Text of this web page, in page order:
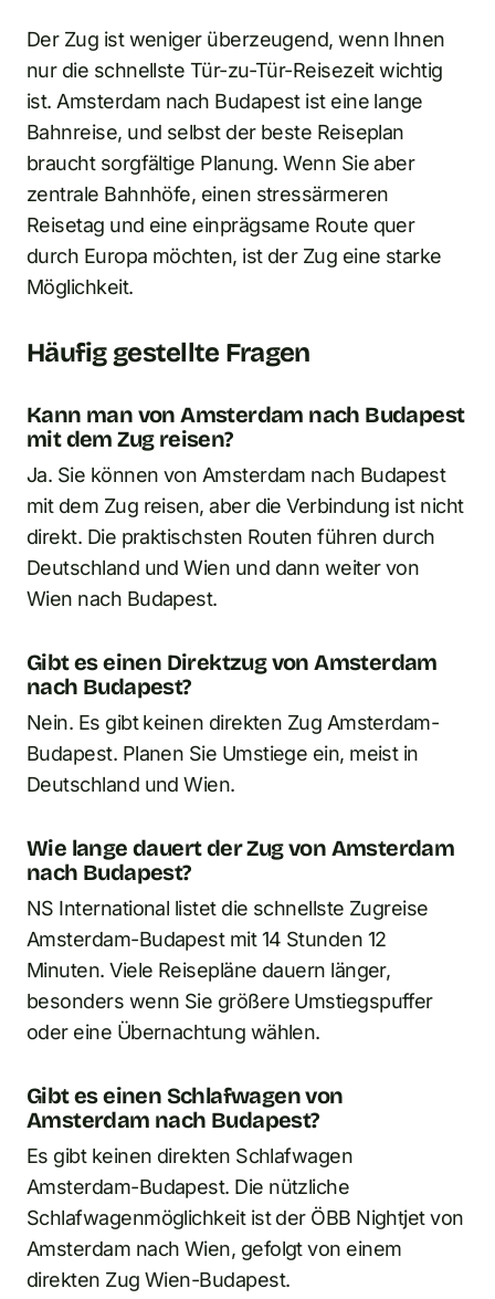
Der Zug ist weniger überzeugend, wenn Ihnen
nur die schnellste Tür-zu-Tür-Reisezeit wichtig
ist. Amsterdam nach Budapest ist eine lange
Bahnreise, und selbst der beste Reiseplan
braucht sorgfältige Planung. Wenn Sie aber
zentrale Bahnhöfe, einen stressärmeren
Reisetag und eine einprägsame Route quer
durch Europa möchten, ist der Zug eine starke
Möglichkeit.
Häufig gestellte Fragen
Kann man von Amsterdam nach Budapest
mit dem Zug reisen?
Ja. Sie können von Amsterdam nach Budapest
mit dem Zug reisen, aber die Verbindung ist nicht
direkt. Die praktischsten Routen führen durch
Deutschland und Wien und dann weiter von
Wien nach Budapest.
Gibt es einen Direktzug von Amsterdam
nach Budapest?
Nein. Es gibt keinen direkten Zug Amsterdam-
Budapest. Planen Sie Umstiege ein, meist in
Deutschland und Wien.
Wie lange dauert der Zug von Amsterdam
nach Budapest?
NS International listet die schnellste Zugreise
Amsterdam-Budapest mit 14 Stunden 12
Minuten. Viele Reisepläne dauern länger,
besonders wenn Sie größere Umstiegspuffer
oder eine Übernachtung wählen.
Gibt es einen Schlafwagen von
Amsterdam nach Budapest?
Es gibt keinen direkten Schlafwagen
Amsterdam-Budapest. Die nützliche
Schlafwagenmöglichkeit ist der ÖBB Nightjet von
Amsterdam nach Wien, gefolgt von einem
direkten Zug Wien-Budapest.